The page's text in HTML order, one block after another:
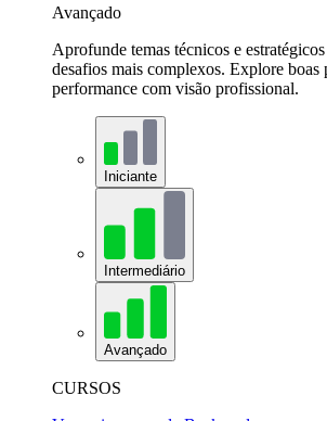
Avançado
Aprofunde temas técnicos e
desafios mais complexos. Explore boas
performance com visão profissional.
Iniciante
Intermediário
Avançado
CURSOS